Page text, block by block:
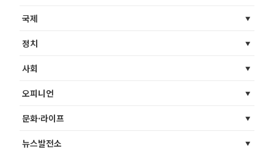
국제
정치
사회
오피니언
문화·라이프
뉴스발전소